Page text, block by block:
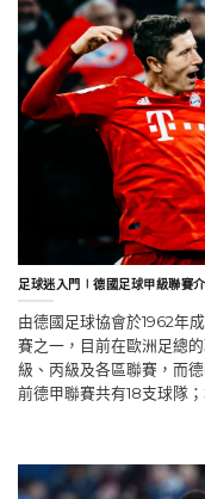
足球迷入門∣德國足球甲級聯賽
由德國足球協會於1962年
賽之一，目前在歐洲足總
級、丙級及各區聯賽，而
前德甲聯賽共有18支球隊